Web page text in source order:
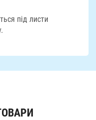
під листи